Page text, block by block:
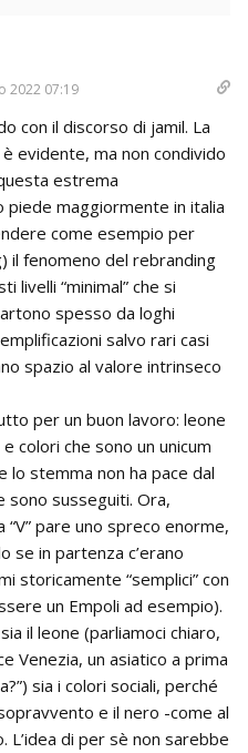
2022 07:19
con il discorso di jamil. La
evidente, ma non condivido
estrema
maggiormente in italia
come esempio per
il fenomeno del rebranding
livelli “minimal” che si
spesso da loghi
salvo rari casi
spazio al valore intrinseco
per un buon lavoro: leone
colori che sono un unicum
lo stemma non ha pace dal
sono susseguiti. Ora,
pare uno spreco enorme,
se in partenza c’erano
storicamente “semplici” con
un Empoli ad esempio).
il leone (parliamoci chiaro,
Venezia, un asiatico a prima
sia i colori sociali, perché
e il nero -come al
di per sè non sarebbe